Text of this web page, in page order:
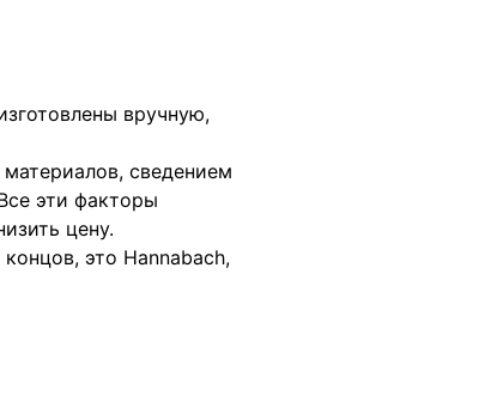
вручную,
сведением
эти факторы
цену.
это Hannabach,